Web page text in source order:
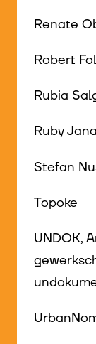
Renate
Robert
Rubia
Ruby
Stefan
Topoke
UNDOK,